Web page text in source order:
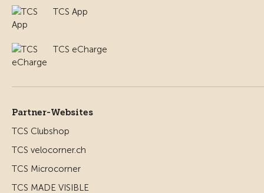
TCS App
TCS eCharge
Partner-Websites
TCS Clubshop
TCS velocorner.ch
TCS Microcorner
TCS MADE VISIBLE